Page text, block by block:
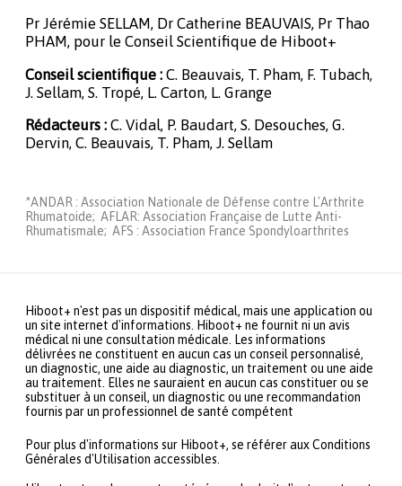
Pr Jérémie SELLAM, Dr Catherine BEAUVAIS, Pr Thao
PHAM, pour le Conseil Scientifique de Hiboot+
Conseil scientifique : C. Beauvais, T. Pham, F. Tubach,
J. Sellam, S. Tropé, L. Carton, L. Grange
Rédacteurs : C. Vidal, P. Baudart, S. Desouches, G.
Dervin, C. Beauvais, T. Pham, J. Sellam
*ANDAR : Association Nationale de Défense contre L'Arthrite
Rhumatoide; AFLAR: Association Française de Lutte Anti-
Rhumatismale; AFS : Association France Spondyloarthrites
Hiboot+ n'est pas un dispositif médical, mais une application ou
un site internet d'informations. Hiboot+ ne fournit ni un avis
médical ni une consultation médicale. Les informations
délivrées ne constituent en aucun cas un conseil personnalisé,
un diagnostic, une aide au diagnostic, un traitement ou une aide
au traitement. Elles ne sauraient en aucun cas constituer ou se
substituer à un conseil, un diagnostic ou une recommandation
fournis par un professionnel de santé compétent
Pour plus d'informations sur Hiboot+, se référer aux Conditions
Générales d'Utilisation accessibles.